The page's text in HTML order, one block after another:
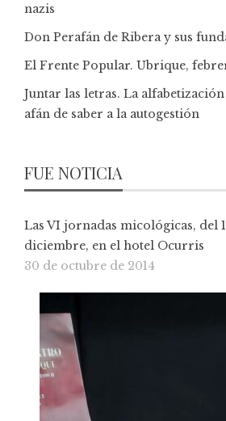
nazis
Don Perafán de Ribera y sus
El Frente Popular. Ubrique,
Juntar las letras. La
afán de saber a la autogestión
FUE NOTICIA
Las VI jornadas micológicas, del
diciembre, en el hotel Ocurris
30 de octubre de 2014